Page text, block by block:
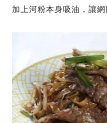
加上河粉本身吸油，讓網